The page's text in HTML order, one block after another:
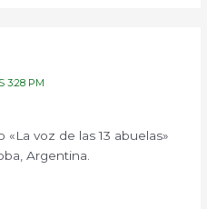
3:28 PM
voz de las 13 abuelas»
Argentina.